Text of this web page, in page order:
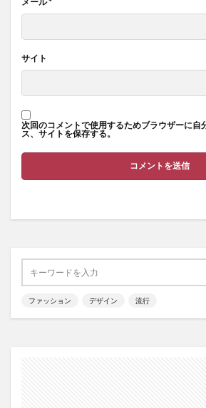
サイト
次回のコメントで使用するためブラウザーに自
ス、サイトを保存する。
ファッション デザイン 流行